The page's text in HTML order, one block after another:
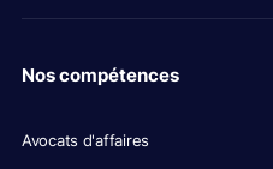
Nos compétences
Avocats d'affaires